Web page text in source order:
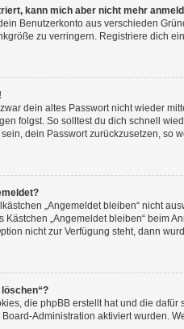
kann mich aber nicht mehr
Benutzerkonto aus verschieden
zu verringern. Registriere dich
dein altes Passwort nicht wieder
folgst. So solltest du dich schnell
dein Passwort zurückzusetzen, so
„Angemeldet bleiben“ nicht
„Angemeldet bleiben“ beim
nicht zur Verfügung steht, dann
die phpBB erstellt hat und die
Board-Administration aktiviert wurden.